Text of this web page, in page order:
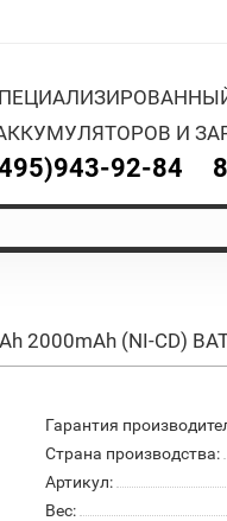
И
92-84
2000mAh (NI-CD)
Гарантия
Страна производства:
Артикул:
Вес: